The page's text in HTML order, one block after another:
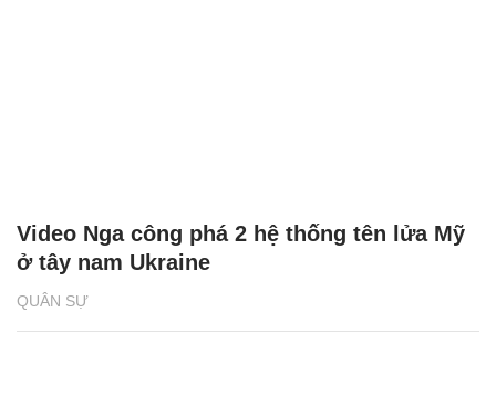
QUÂN SỰ
Video Nga công phá 2 hệ thống tên lửa Mỹ
ở tây nam Ukraine